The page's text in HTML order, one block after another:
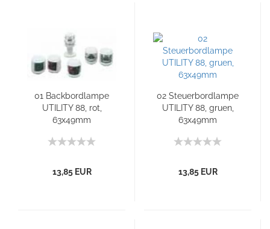
01 Backbordlampe
UTILITY 88, rot,
63x49mm
13,85 EUR
02 Steuerbordlampe
UTILITY 88, gruen,
63x49mm
13,85 EUR